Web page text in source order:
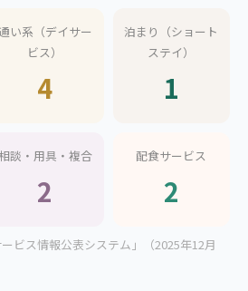
い系（デイサー
ビス）
4
泊まり（ショート
ステイ）
1
相談・用具・複合
2
配食サービス
2
ビス情報公表システム」（2025年12月